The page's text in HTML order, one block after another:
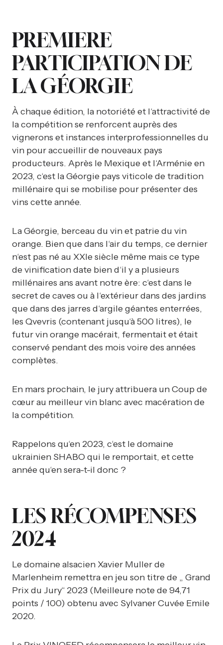
PREMIERE
PARTICIPATION DE
LA GÉORGIE
À chaque édition, la notoriété et l‘attractivité de
la compétition se renforcent auprès des
vignerons et instances interprofessionnelles du
vin pour accueillir de nouveaux pays
producteurs. Après le Mexique et l‘Arménie en
2023, c‘est la Géorgie pays viticole de tradition
millénaire qui se mobilise pour présenter des
vins cette année.
La Géorgie, berceau du vin et patrie du vin
orange. Bien que dans l‘air du temps, ce dernier
n‘est pas né au XXIe siècle même mais ce type
de vinification date bien d‘il y a plusieurs
millénaires ans avant notre ère: c‘est dans le
secret de caves ou à l‘extérieur dans des jardins
que dans des jarres d‘argile géantes enterrées,
les Qvevris (contenant jusqu‘à 500 litres), le
futur vin orange macérait, fermentait et était
conservé pendant des mois voire des années
complètes.
En mars prochain, le jury attribuera un Coup de
cœur au meilleur vin blanc avec macération de
la compétition.
Rappelons qu‘en 2023, c‘est le domaine
ukrainien SHABO qui le remportait, et cette
année qu‘en sera-t-il donc ?
LES RÉCOMPENSES
2024
Le domaine alsacien Xavier Muller de
Marlenheim remettra en jeu son titre de „ Grand
Prix du Jury“ 2023 (Meilleure note de 94,71
points / 100) obtenu avec Sylvaner Cuvée Emile
2020.